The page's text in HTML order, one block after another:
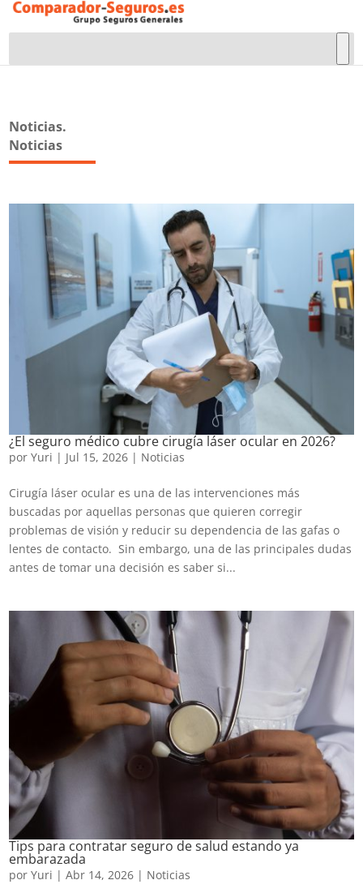
Noticias.
Noticias
¿El seguro médico cubre cirugía láser ocular en 2026?
porYuri | Jul 15, 2026 | Noticias
Cirugía láser ocular es una de las intervenciones más
buscadas por aquellas personas que quieren corregir
problemas de visión y reducir su dependencia de las gafas o
lentes de contacto. Sin embargo, una de las principales dudas
antes de tomar una decisión es saber si...
Tips para contratar seguro de salud estando ya
embarazada
porYuri |Abr 14, 2026 | Noticias